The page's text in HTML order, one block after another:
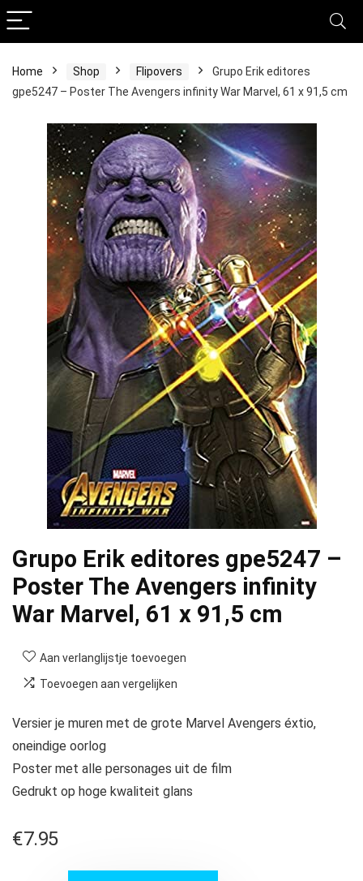
Home Shop Flipovers
Grupo Erik editores
gpe5247 – Poster The Avengers infinity War Marvel, 61 x 91,5 cm
Grupo Erik editores gpe5247 –
Poster The Avengers infinity
War Marvel, 61 x 91,5 cm
Aan verlanglijstje toevoegen
Toevoegen aan vergelijken
Versier je muren met de grote Marvel Avengers éxtio,
oneindige oorlog
Poster met alle personages uit de film
Gedrukt op hoge kwaliteit glans
€7.95